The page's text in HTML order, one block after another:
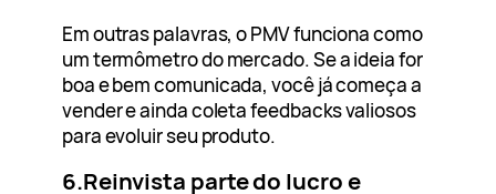
Em outras palavras, o PMV funciona como
um termômetro do mercado. Se a ideia for
boa e bem comunicada, você já começa a
vender e ainda coleta feedbacks valiosos
para evoluir seu produto.
6.Reinvista parte do lucro e